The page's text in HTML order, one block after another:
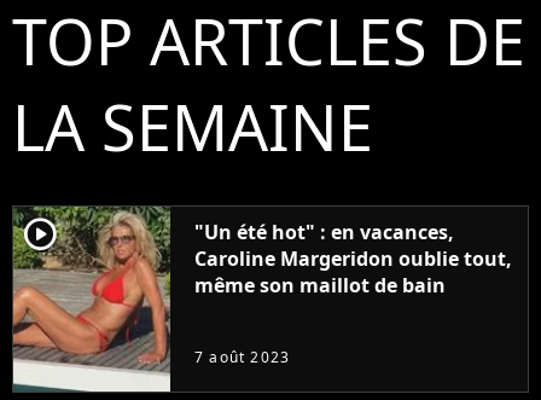
TOP ARTICLES DE
LA SEMAINE
player2
"Un été hot" : en vacances,
Caroline Margeridon oublie tout,
même son maillot de bain
7 août 2023